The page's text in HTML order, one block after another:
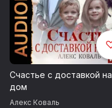
Счастье с доставкой на
дом
Алекс Коваль